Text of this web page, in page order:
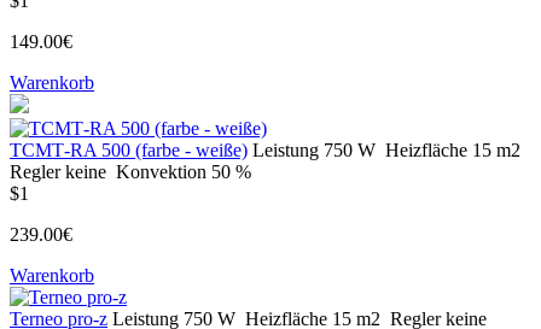
149.00€
Warenkorb
ТСМТ-RA 500 (farbe - weiße) Leistung 750 W Heizfläche 15 m2
Regler keine Konvektion 50 %
$1
239.00€
Warenkorb
Terneo pro-z Leistung 750 W Heizfläche 15 m2 Regler keine